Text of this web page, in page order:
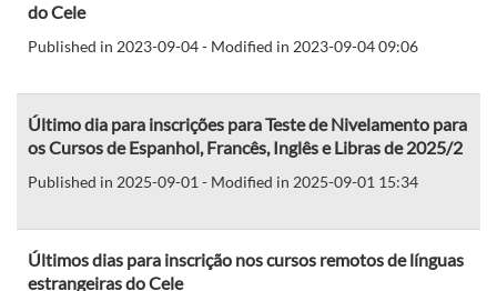
do Cele
Published in 2023-09-04 - Modified in 2023-09-04 09:06
Último dia para inscrições para Teste de Nivelamento para
os Cursos de Espanhol, Francês, Inglês e Libras de 2025/2
Published in 2025-09-01 - Modified in 2025-09-01 15:34
Últimos dias para inscrição nos cursos remotos de línguas
estrangeiras do Cele